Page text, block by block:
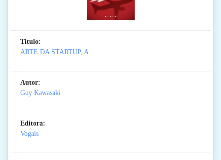
Titulo:
ARTE DA STARTUP, A
Autor:
Guy Kawasaki
Editora:
Vogais